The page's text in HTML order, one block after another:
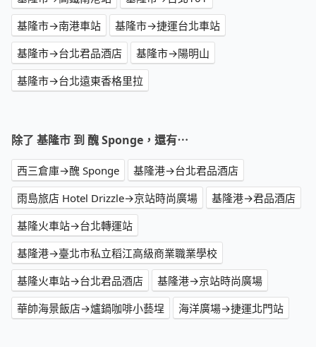
基隆市→南港車站
基隆市→捷運台北車站
基隆市→台北君品酒店
基隆市→陽明山
基隆市→台北遠東香格里拉
除了 基隆市 到 醜 Sponge，還有⋯
西三倉庫→醜 Sponge
基隆港→台北君品酒店
雨島旅店 Hotel Drizzle→京站時尚廣場
基隆港→君品酒店
基隆火車站→台北轉運站
基隆港→臺北市私立稻江高級商業職業學校
基隆火車站→台北君品酒店
基隆港→京站時尚廣場
華帥海景飯店→爐鍋咖啡小藝埕
海洋廣場→捷運北門站